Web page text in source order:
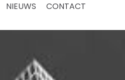
NIEUWS CONTACT